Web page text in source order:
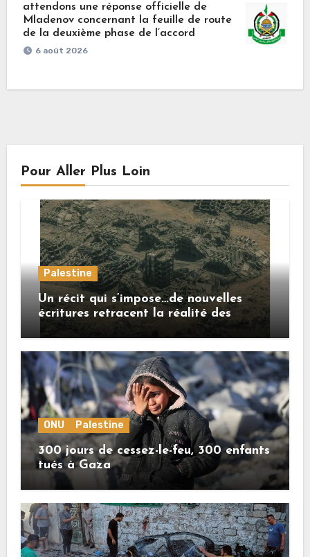
attendons une réponse officielle de
Mladenov concernant la feuille de route
de la deuxième phase de l’accord
6 août 2026
Pour Aller Plus Loin
Palestine
Un récit qui s’impose…de nouvelles
écritures retracent la réalité des
crimes sionistes à Gaza
ONU Palestine
300 jours de cessez-le-feu, 300 enfants
tués à Gaza